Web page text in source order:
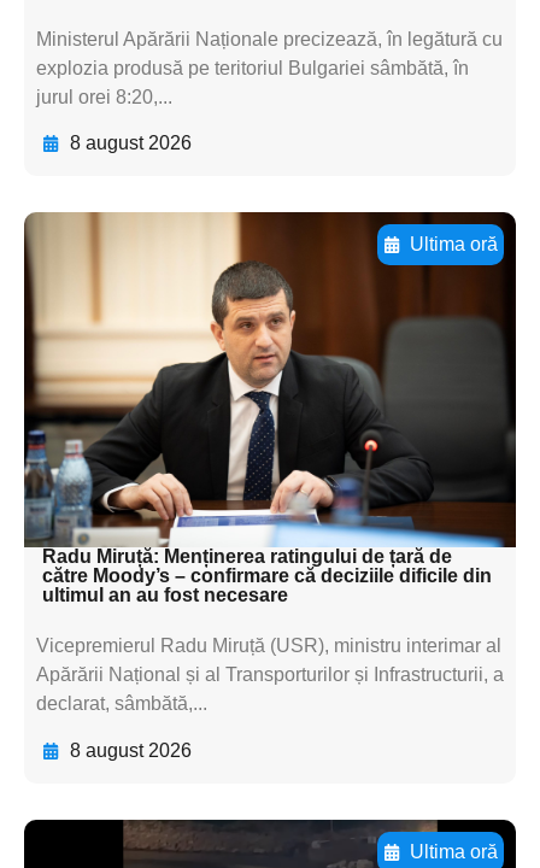
Ministerul Apărării Naționale precizează, în legătură cu
explozia produsă pe teritoriul Bulgariei sâmbătă, în
jurul orei 8:20,...
8 august 2026
Ultima oră
Adaugă aici textul pentru
subtitluAdaugă aici
textul pentru
subtitluAdaugă aici
textul pentru
subtitluAdaugă aici
textul pentru subti
Radu Miruță: Menținerea ratingului de țară de
către Moody’s – confirmare că deciziile dificile din
ultimul an au fost necesare
Vicepremierul Radu Miruță (USR), ministru interimar al
Apărării Național și al Transporturilor și Infrastructurii, a
declarat, sâmbătă,...
8 august 2026
Ultima oră